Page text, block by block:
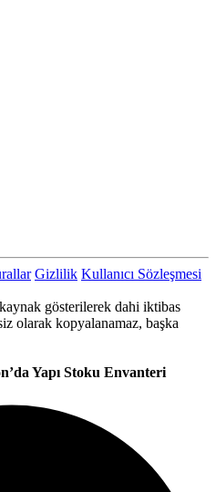
Gizlilik Kullanıcı Sözleşmesi
gösterilerek dahi iktibas
olarak kopyalanamaz, başka
Yapı Stoku Envanteri